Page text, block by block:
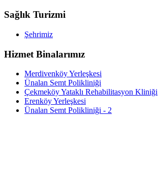
Sağlık Turizmi
Şehrimiz
Hizmet Binalarımız
Merdivenköy Yerleşkesi
Ünalan Semt Polikliniği
Çekmeköy Yataklı Rehabilitasyon Kliniği
Erenköy Yerleşkesi
Ünalan Semt Polikliniği - 2